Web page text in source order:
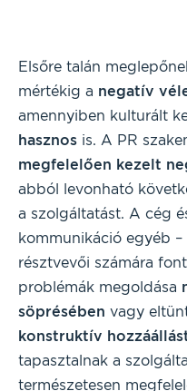
Elsőre talán
mértékig a negatív
amennyiben kulturált
hasznos is. A PR
megfelelően kezelt
abból levonható
a szolgáltatást. A cég
kommunikáció egyéb –
résztvevői számára
problémák megoldása
söprésében vagy
konstruktív
tapasztalnak a
természetesen